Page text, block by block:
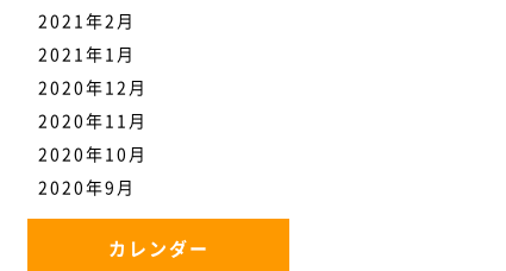
2021年2月
2021年1月
2020年12月
2020年11月
2020年10月
2020年9月
カレンダー